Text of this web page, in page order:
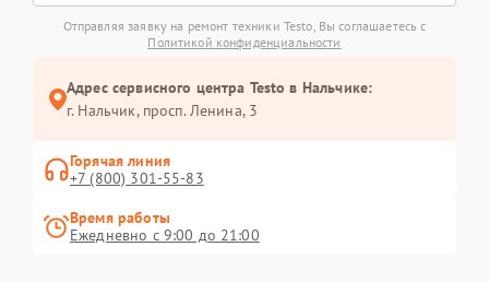
Отправляя заявку на ремонт техники Testo, Вы соглашаетесь с
Политикой конфиденциальности
Адрес сервисного центра Testo в Нальчике:
г. Нальчик, просп. Ленина, 3
Горячая линия
+7 (800) 301-55-83
Время работы
Ежедневно с 9:00 до 21:00